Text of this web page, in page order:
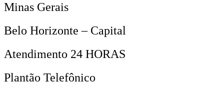
Minas Gerais
Belo Horizonte – Capital
Atendimento 24 HORAS
Plantão Telefônico